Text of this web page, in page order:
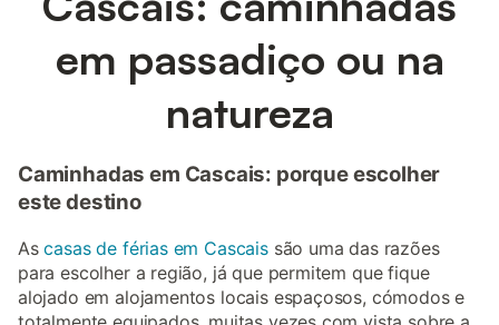
em passadiço ou na
natureza
Caminhadas em Cascais: porque escolher
este destino
Ascasas de férias em Cascaissão uma das razões
para escolher a região, já que permitem que fique
alojado em alojamentos locais espaçosos, cómodos e